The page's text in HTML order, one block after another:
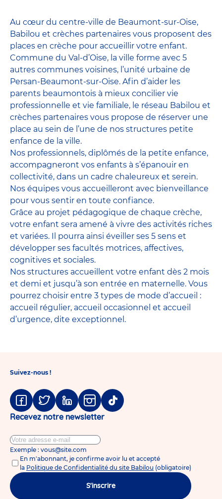
Au cœur du centre-ville de Beaumont-sur-Oise,
Babilou et crèches partenaires vous proposent des
places en crèche pour accueillir votre enfant.
Commune du Val-d’Oise, la ville forme avec 5
autres communes voisines, l’unité urbaine de
Persan-Beaumont-sur-Oise. Afin d’aider les
parents beaumontois à mieux concilier vie
professionnelle et vie familiale, le réseau Babilou et
crèches partenaires vous propose de réserver une
place au sein de l’une de nos structures petite
enfance de la ville.
Nos professionnels, diplômés de la petite enfance,
accompagneront vos enfants à s’épanouir en
collectivité, dans un cadre chaleureux et serein.
Nos équipes vous accueilleront avec bienveillance
pour vous sentir en toute confiance.
Grâce au projet pédagogique de chaque crèche,
votre enfant sera amené à vivre des activités riches
et variées. Il pourra ainsi éveiller ses 5 sens et
développer ses facultés motrices, affectives,
cognitives et sociales.
Nos structures accueillent votre enfant dès 2 mois
et demi et jusqu’à son entrée en maternelle. Vous
pourrez choisir entre 3 types de mode d’accueil :
accueil régulier, accueil occasionnel et accueil
d’urgence, dite exceptionnel.
Suivez-nous !
Facebook
TwitterLinkedinInstagram
Tiktok
Recevez notre newsletter
Exemple : vous@site.com
En m'abonnant, je confirme avoir lu et accepté
la Politique de Confidentialité du site Babilou (obligatoire)
S'inscrire